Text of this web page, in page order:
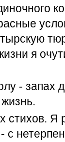
я
- запах
стихов. Я
с